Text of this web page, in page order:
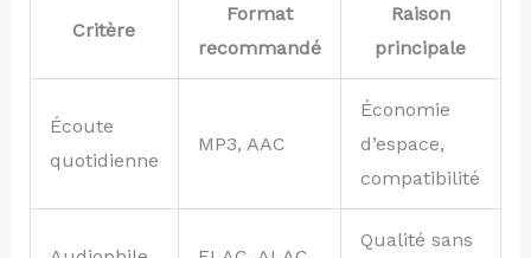
Critère
Format
recommandé
Raison
principale
Écoute
quotidienne
MP3, AAC
Économie
d’espace,
compatibilité
Qualité sans